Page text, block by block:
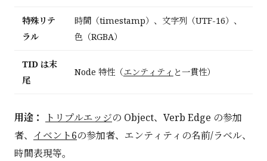
特殊リテ
ラル
時間（timestamp）、文字列（UTF-16）、
色（RGBA）
TID は末
尾
Node 特性（エンティティ と一貫性）
用途： トリプルエッジの Object、Verb Edge の参加
者、 イベント6の参加者、エンティティの名前/ラベル、
時間表現等。